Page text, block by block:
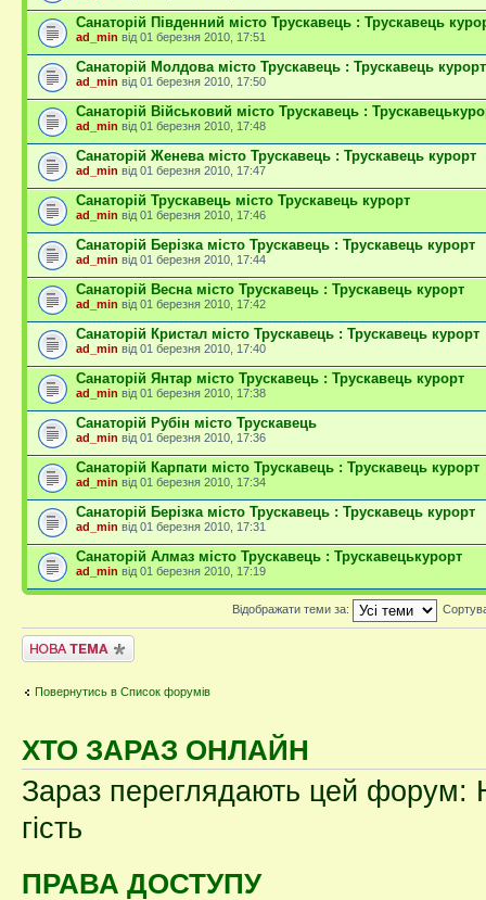
Санаторій Південний місто Трускавець : Трускавець
ad_min від 01 березня 2010, 17:51
Санаторій Молдова місто Трускавець : Трускавець курорт
ad_min від 01 березня 2010, 17:50
Санаторій Військовий місто Трускавець :
ad_min від 01 березня 2010, 17:48
Санаторій Женева місто Трускавець : Трускавець курорт
ad_min від 01 березня 2010, 17:47
Санаторій Трускавець місто Трускавець курорт
ad_min від 01 березня 2010, 17:46
Санаторій Берізка місто Трускавець : Трускавець курорт
ad_min від 01 березня 2010, 17:44
Санаторій Весна місто Трускавець : Трускавець курорт
ad_min від 01 березня 2010, 17:42
Санаторій Кристал місто Трускавець : Трускавець курорт
ad_min від 01 березня 2010, 17:40
Санаторій Янтар місто Трускавець : Трускавець курорт
ad_min від 01 березня 2010, 17:38
Санаторій Рубін місто Трускавець
ad_min від 01 березня 2010, 17:36
Санаторій Карпати місто Трускавець : Трускавець курорт
ad_min від 01 березня 2010, 17:34
Санаторій Берізка місто Трускавець : Трускавець курорт
ad_min від 01 березня 2010, 17:31
Санаторій Алмаз місто Трускавець : Трускавецькурорт
ad_min від 01 березня 2010, 17:19
Відображати теми за:
Створити нову тему
Повернутись в Список форумів
ХТО ЗАРАЗ ОНЛАЙН
Зараз переглядають цей форум:
гість
ПРАВА ДОСТУПУ